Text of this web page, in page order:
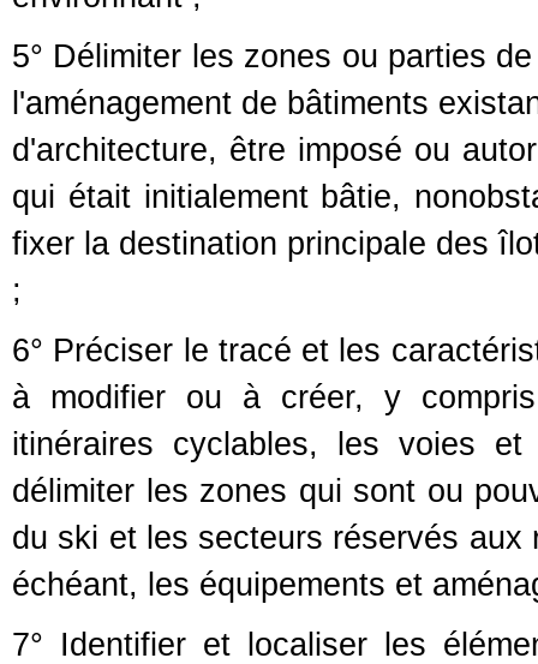
5° Délimiter les zones ou parties
l'aménagement de bâtiments
d'architecture, être imposé ou
qui était initialement bâtie,
fixer la destination principale des
;
6° Préciser le tracé et les
à modifier ou à créer, y
itinéraires cyclables, les voies
délimiter les zones qui sont ou
du ski et les secteurs réservés aux
échéant, les équipements et
7° Identifier et localiser les